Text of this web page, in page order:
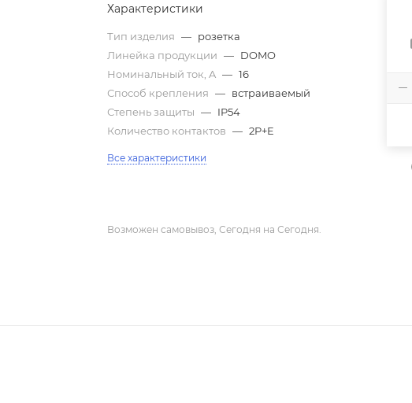
Характеристики
Тип изделия — розетка
Линейка продукции — DOMO
Номинальный ток, A — 16
Способ крепления — встраиваемый
Степень защиты — IP54
Количество контактов — 2P+E
Все характеристики
Возможен самовывоз, Сегодня на Сегодня.